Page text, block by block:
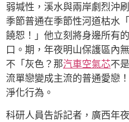
弱堿性，溪水與兩岸劇烈沖
季節普通在季節性河道枯水
饒恕！」他立刻將身邊所有
口。期，年夜明山保護區內
不「灰色？那汽車空氣芯不
流單戀變成主流的普通愛戀
淨化行為。
科研人員告訴記者，廣西年